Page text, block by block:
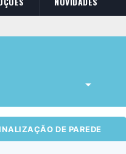
DE PAREDE